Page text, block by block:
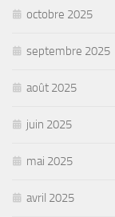
octobre 2025
septembre 2025
août 2025
juin 2025
mai 2025
avril 2025